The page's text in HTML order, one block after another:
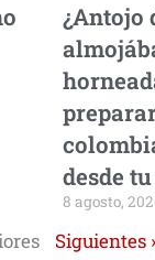
¿Antojo
desde
8 agosto,
Siguientes